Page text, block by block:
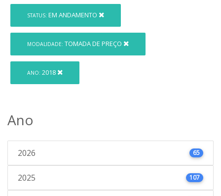
STATUS: EM ANDAMENTO
MODALIDADE: TOMADA DE PREÇO
ANO: 2018
Ano
2026 65
2025 107